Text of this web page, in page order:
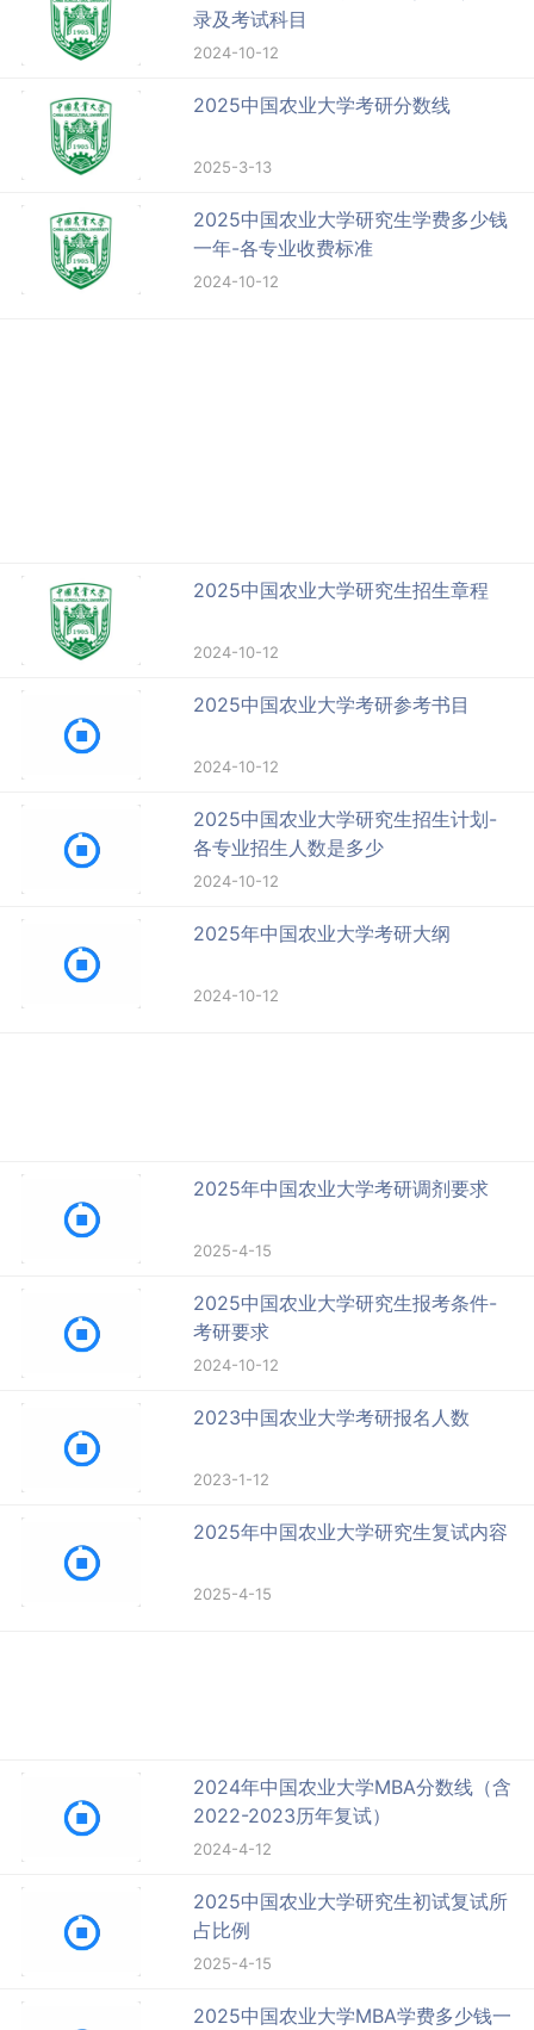
录及考试科目
2024-10-12
2025中国农业大学考研分数线
2025-3-13
2025中国农业大学研究生学费多少钱
一年-各专业收费标准
2024-10-12
2025中国农业大学研究生招生章程
2024-10-12
2025中国农业大学考研参考书目
2024-10-12
2025中国农业大学研究生招生计划-
各专业招生人数是多少
2024-10-12
2025年中国农业大学考研大纲
2024-10-12
2025年中国农业大学考研调剂要求
2025-4-15
2025中国农业大学研究生报考条件-
考研要求
2024-10-12
2023中国农业大学考研报名人数
2023-1-12
2025年中国农业大学研究生复试内容
2025-4-15
2024年中国农业大学MBA分数线（含
2022-2023历年复试）
2024-4-12
2025中国农业大学研究生初试复试所
占比例
2025-4-15
2025中国农业大学MBA学费多少钱一